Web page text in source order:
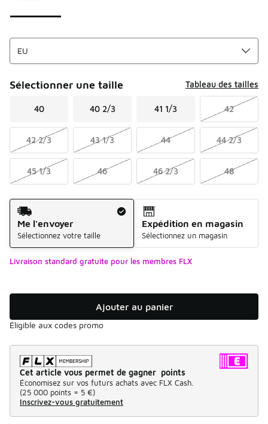
Sélectionner une taille Tableau des tailles
40 40 2/3 41 1/3 42
42 2/3 43 1/3 44 44 2/3
45 1/3 46 46 2/3 48
Mode d'expédition
Me l'envoyer
Sélectionnez votre taille
Expédition en magasin
Sélectionnez un magasin
Livraison standard gratuite pour les membres FLX
Ajouter au panier
Éligible aux codes promo
Cet article vous permet de gagner points
Économisez sur vos futurs achats avec FLX Cash.
(25 000 points = 5 €)
Inscrivez-vous gratuitement